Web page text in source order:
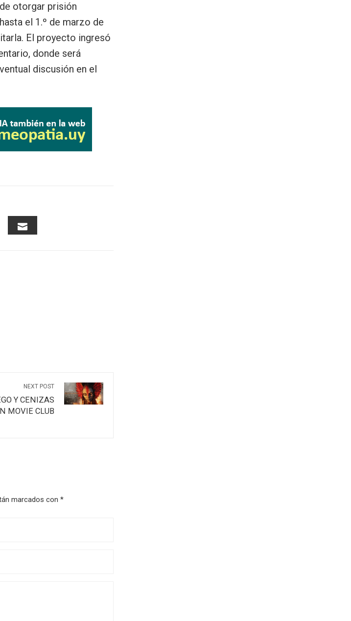
otorgar prisión
el 1.º de marzo de
El proyecto ingresó
donde será
discusión en el
NEXT POST
Y CENIZAS
MOVIE CLUB
marcados con *